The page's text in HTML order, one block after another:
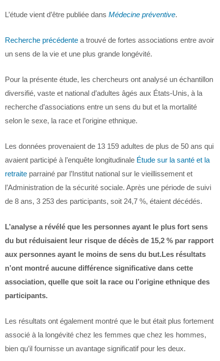
L’étude vient d’être publiée dans Médecine préventive.
Recherche précédente a trouvé de fortes associations entre avoir
un sens de la vie et une plus grande longévité.
Pour la présente étude, les chercheurs ont analysé un échantillon
diversifié, vaste et national d’adultes âgés aux États-Unis, à la
recherche d’associations entre un sens du but et la mortalité
selon le sexe, la race et l’origine ethnique.
Les données provenaient de 13 159 adultes de plus de 50 ans qui
avaient participé à l’enquête longitudinale Étude sur la santé et la
retraite parrainé par l’Institut national sur le vieillissement et
l’Administration de la sécurité sociale. Après une période de suivi
de 8 ans, 3 253 des participants, soit 24,7 %, étaient décédés.
L’analyse a révélé que les personnes ayant le plus fort sens
du but réduisaient leur risque de décès de 15,2 % par rapport
aux personnes ayant le moins de sens du but.Les résultats
n’ont montré aucune différence significative dans cette
association, quelle que soit la race ou l’origine ethnique des
participants.
Les résultats ont également montré que le but était plus fortement
associé à la longévité chez les femmes que chez les hommes,
bien qu’il fournisse un avantage significatif pour les deux.